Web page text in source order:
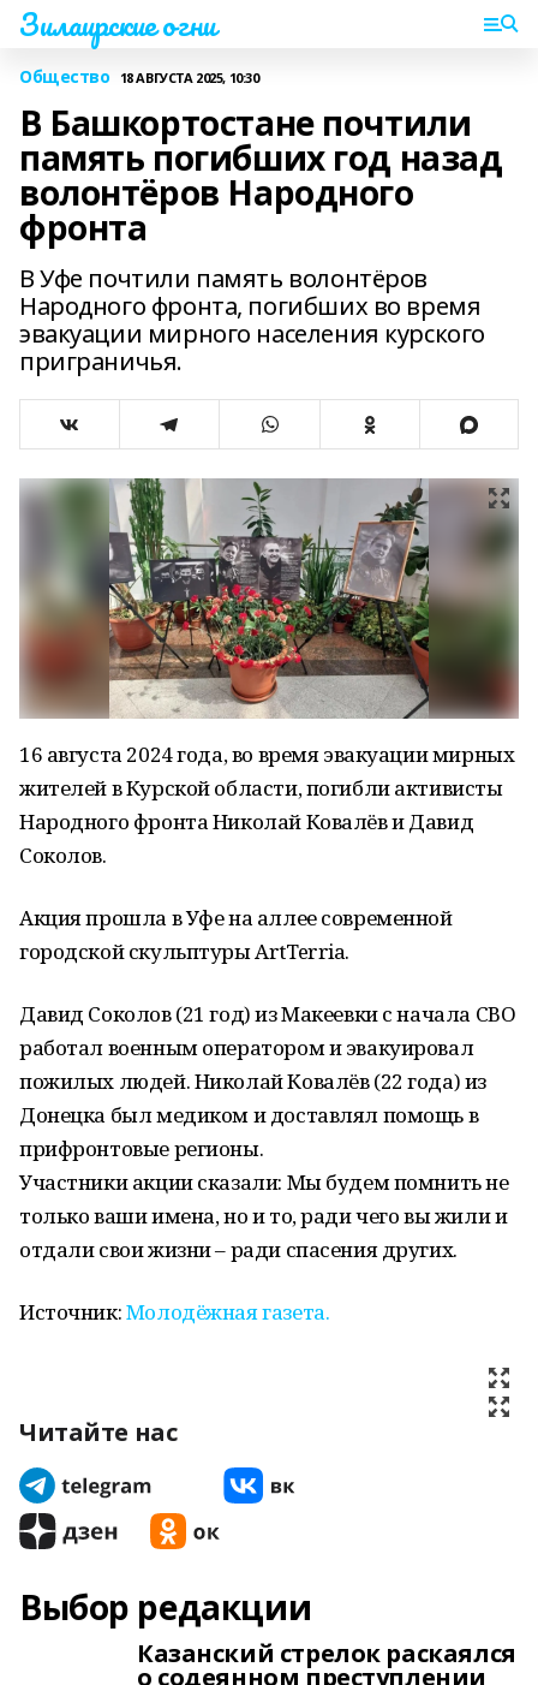
Зилаирские огни
Общество 18 АВГУСТА 2025, 10:30
В Башкортостане почтили
память погибших год назад
волонтёров Народного
фронта
В Уфе почтили память волонтёров
Народного фронта, погибших во время
эвакуации мирного населения курского
приграничья.
16 августа 2024 года, во время эвакуации мирных
жителей в Курской области, погибли активисты
Народного фронта Николай Ковалёв и Давид
Соколов.
Акция прошла в Уфе на аллее современной
городской скульптуры ArtTerria.
Давид Соколов (21 год) из Макеевки с начала СВО
работал военным оператором и эвакуировал
пожилых людей. Николай Ковалёв (22 года) из
Донецка был медиком и доставлял помощь в
прифронтовые регионы.
Участники акции сказали: Мы будем помнить не
только ваши имена, но и то, ради чего вы жили и
отдали свои жизни – ради спасения других.
Источник:Молодёжная газета.
Читайте нас
Выбор редакции
Казанский стрелок раскаялся
о содеянном преступлении